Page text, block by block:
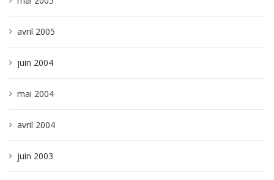
avril 2005
juin 2004
mai 2004
avril 2004
juin 2003